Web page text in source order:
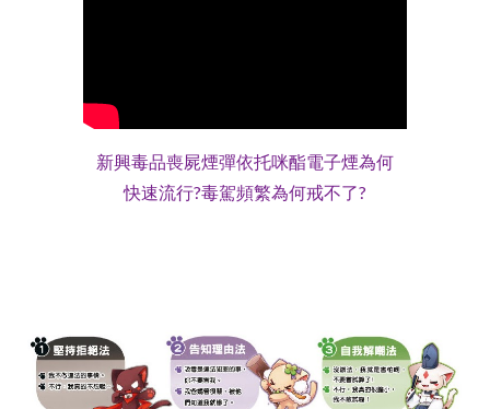
新興毒品喪屍煙彈依托咪酯電子煙為何
快速流行?毒駕頻繁為何戒不了?